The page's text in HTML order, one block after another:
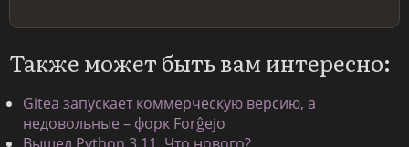
Также может быть вам интересно:
Gitea запускает коммерческую версию, а
недовольные – форк Forĝejo